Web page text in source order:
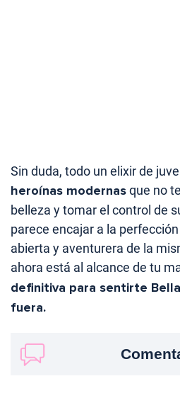
Sin duda, todo un elixir de
heroínas modernasque no
belleza y tomar el control de
parece encajar a la
abierta y aventurera de la
ahora está al alcance de tu
definitiva para sentirte
fuera.